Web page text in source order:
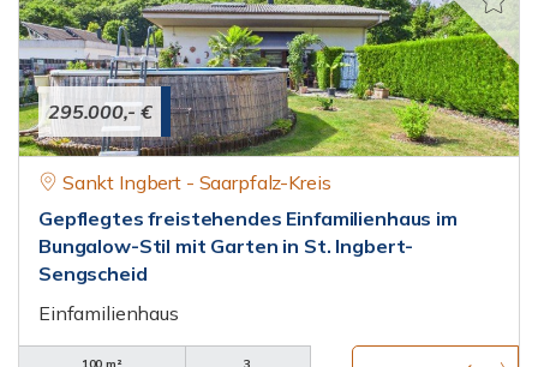
295.000,- €
Sankt Ingbert - Saarpfalz-Kreis
Gepflegtes freistehendes Einfamilienhaus im
Bungalow-Stil mit Garten in St. Ingbert-
Sengscheid
Einfamilienhaus